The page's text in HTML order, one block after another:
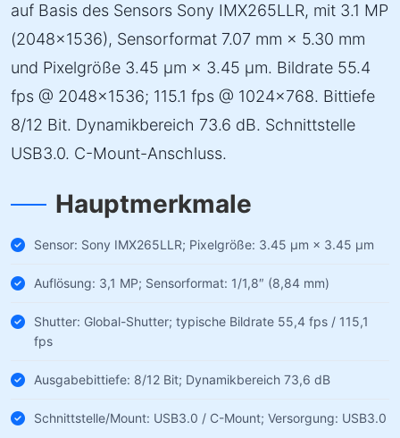
auf Basis des Sensors Sony IMX265LLR, mit 3.1 MP
(2048×1536), Sensorformat 7.07 mm × 5.30 mm
und Pixelgröße 3.45 µm × 3.45 µm. Bildrate 55.4
fps @ 2048×1536; 115.1 fps @ 1024×768. Bittiefe
8/12 Bit. Dynamikbereich 73.6 dB. Schnittstelle
USB3.0. C-Mount-Anschluss.
Hauptmerkmale
Sensor: Sony IMX265LLR; Pixelgröße: 3.45 µm × 3.45 µm
Auflösung: 3,1 MP; Sensorformat: 1/1,8″ (8,84 mm)
Shutter: Global-Shutter; typische Bildrate 55,4 fps / 115,1
fps
Ausgabebittiefe: 8/12 Bit; Dynamikbereich 73,6 dB
Schnittstelle/Mount: USB3.0 / C-Mount; Versorgung: USB3.0